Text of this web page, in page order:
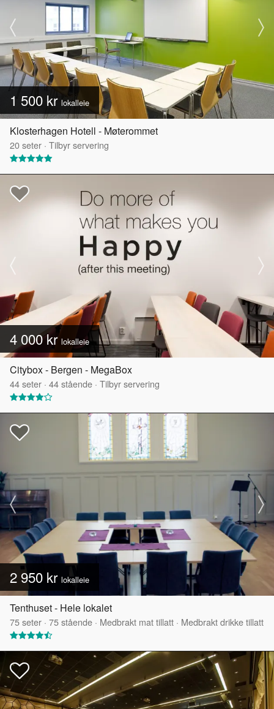
1 500 kr lokalleie
Klosterhagen Hotell - Møterommet
20seter · Tilbyr servering
4 000 krlokalleie
Citybox - Bergen - MegaBox
44seter · 44stående · Tilbyr servering
2 950 kr lokalleie
Tenthuset - Hele lokalet
75seter · 75stående · Medbrakt mat tillatt · Medbrakt drikke tillatt